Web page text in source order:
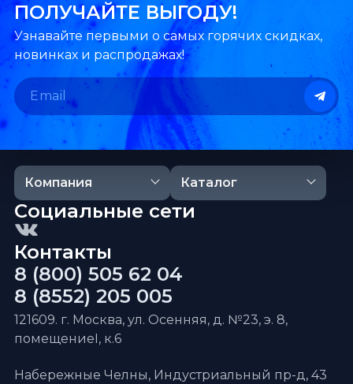
ПОЛУЧАЙТЕ ВЫГОДУ!
Узнавайте первыми о самых горячих скидках,
новинках и распродажах!
Компания Каталог
Контакты
8 (800) 505 62 04
8 (8552) 205 005
121609. г. Москва, ул. Осенняя, д. №23, э. 8,
помещениеI, к.6
Набережные Челны, Индустриальный пр-д, 43
Социальные сети